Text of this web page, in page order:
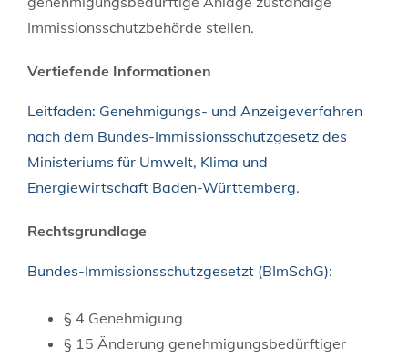
Immissionsschutzbehörde stellen.
Vertiefende Informationen
Leitfaden: Genehmigungs- und Anzeigeverfahren
nach dem Bundes-Immissionsschutzgesetz des
Ministeriums für Umwelt, Klima und
Energiewirtschaft Baden-Württemberg.
Rechtsgrundlage
Bundes-Immissionsschutzgesetzt (BImSchG):
§ 4 Genehmigung
§ 15 Änderung genehmigungsbedürftiger